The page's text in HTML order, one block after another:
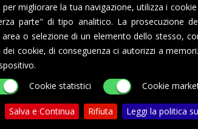
DETTAGLI DEL
migliorare la tua navigazione, utilizza i
parte" di tipo analitico. La prosecuzione
o selezione di un elemento dello stesso,
cookie, di conseguenza ci autorizzi a
Cookie statistici
Cookie
Salva e Continua Rifiuta Leggi la politica